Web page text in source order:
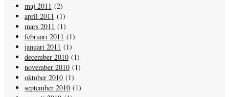
maj 2011 (2)
april 2011 (1)
mars 2011 (1)
februari 2011 (1)
januari 2011 (1)
december 2010 (1)
november 2010 (1)
oktober 2010 (1)
september 2010 (1)